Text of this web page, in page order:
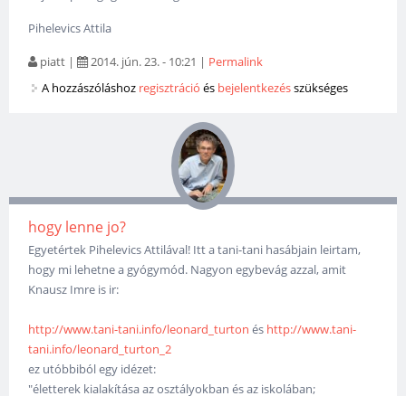
Pihelevics Attila
piatt | 2014. jún. 23. - 10:21 | Permalink
A hozzászóláshoz regisztráció és bejelentkezésszükséges
hogy lenne jo?
Egyetértek Pihelevics Attilával! Itt a tani-tani hasábjain leirtam,
hogy mi lehetne a gyógymód. Nagyon egybevág azzal, amit
Knausz Imre is ir:
http://www.tani-tani.info/leonard_turton és http://www.tani-
tani.info/leonard_turton_2
ez utóbbiból egy idézet:
"életterek kialakítása az osztályokban és az iskolában;